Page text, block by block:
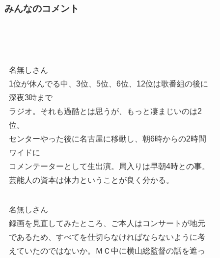
みんなのコメント
名無しさん
1位が休んでる中、3位、5位、6位、12位は歌番組の後に
深夜3時まで
ラジオ。それも過酷とは思うが、もっと凄まじいのは2
位。
センターやった後に名古屋に移動し、朝6時からの2時間
ワイドに
コメンテーターとして生出演。局入りは早朝4時との事。
芸能人の資本は体力ということが良く分かる。
名無しさん
録画を見直してみたところ、ご本人はコンサートが地元
であるため、すべてを仕切らなければならないように考
えていたのではないか。ＭＣ中に横山総監督の話を遮っ